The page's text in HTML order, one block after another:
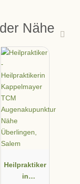
Nähe
Heilpraktiker
in